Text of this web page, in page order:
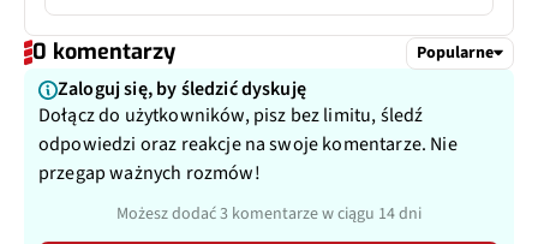
Matryca 1/2,88", 0,61 µm
Przysłona f/2.2
Filmy Tak
Zoom optyczny Nie
Rodzaj USB 3.2
0 komentarzy Popularne
Zaloguj się, by śledzić dyskuję
Dołącz do użytkowników, pisz bez limitu, śledź
odpowiedzi oraz reakcje na swoje komentarze. Nie
przegap ważnych rozmów!
Możesz dodać 3 komentarze w ciągu 14 dni